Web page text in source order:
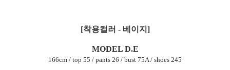
[착용컬러 - 베이지]
MODEL D.E
166cm / top 55 / pants 26 / bust 75A / shoes 245